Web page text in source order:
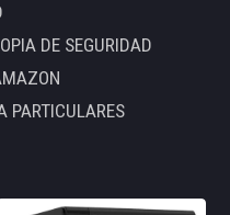
DE SEGURIDAD
PARTICULARES